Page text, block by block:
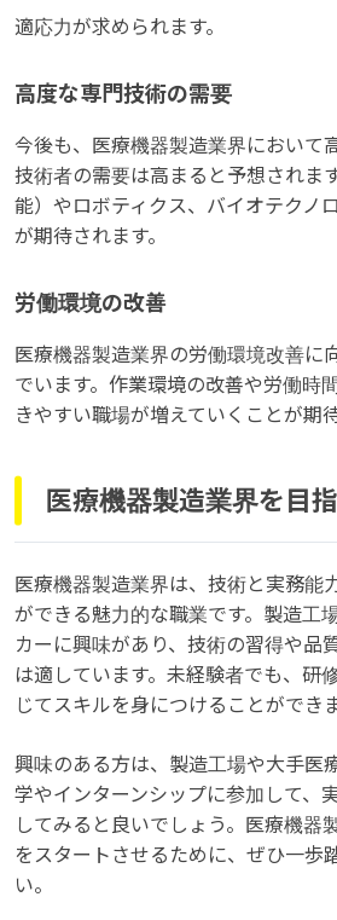
適応力が求められます。
高度な専門技術の需要
今後も、医療機器製造業界において
技術者の需要は高まると予想されま
能）やロボティクス、バイオテクノ
が期待されます。
労働環境の改善
医療機器製造業界の労働環境改善に
でいます。作業環境の改善や労働時
きやすい職場が増えていくことが期
医療機器製造業界を目
医療機器製造業界は、技術と実務能
ができる魅力的な職業です。製造工
カーに興味があり、技術の習得や品
は適しています。未経験者でも、研
じてスキルを身につけることができま
興味のある方は、製造工場や大手医
学やインターンシップに参加して、
してみると良いでしょう。医療機器
をスタートさせるために、ぜひ一歩
い。